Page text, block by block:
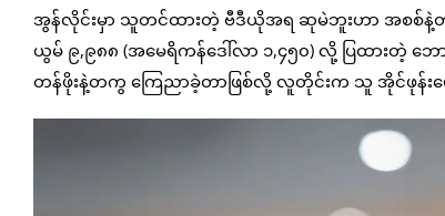
အွန်လိုင်းမှာ သူတင်ထားတဲ့ ဗီဒီယိုအရ ဆုမဲဘူးဟာ အစစ်နဲ့တူတဲ့
ယွမ် ၉,၉၈၈ (အမေရိကန်ဒေါ်လာ ၁,၄၅၀) လို့ ပြထားတဲ့ ဘ
တန်ဖိုးနဲ့တကွ ကြေညာခဲ့တာဖြစ်လို့ လူတိုင်းက သူ အိုင်ဖုန်